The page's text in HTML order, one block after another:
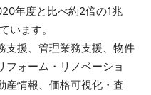
年度と比べ約2倍の1兆
います。
支援、管理業務支援、物件
フォーム・リノベーショ
産情報、価格可視化・査